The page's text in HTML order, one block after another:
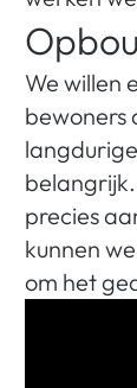
We willen
bewoners
precies
kunnen
om het